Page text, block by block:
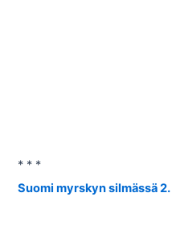
* * *
Suomi myrskyn silmässä